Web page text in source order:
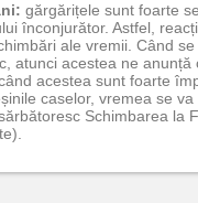
gărgărițele sunt foarte
înconjurător. Astfel,
ale vremii. Când
atunci acestea ne anunță
acestea sunt foarte
caselor, vremea se
Schimbarea la